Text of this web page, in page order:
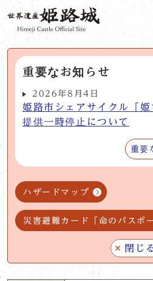
重要なお知らせ
2026年8月4日
姫路市シェアサイクル「
提供一時停止について
重要
ハザードマップ
災害避難カード「命のパスポ
閉じ